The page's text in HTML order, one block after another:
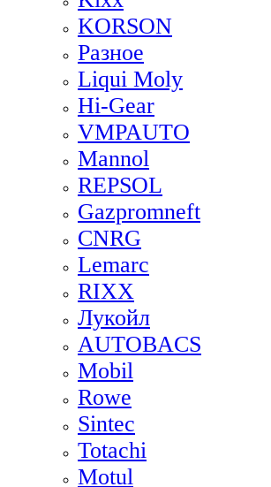
KORSON
Разное
Liqui Moly
Hi-Gear
VMPAUTO
Mannol
REPSOL
Gazpromneft
CNRG
Lemarc
RIXX
Лукойл
AUTOBACS
Mobil
Rowe
Sintec
Totachi
Motul